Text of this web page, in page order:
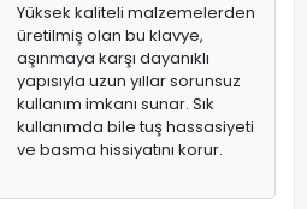
Yüksek kaliteli malzemelerden
üretilmiş olan bu klavye,
aşınmaya karşı dayanıklı
yapısıyla uzun yıllar sorunsuz
kullanım imkanı sunar. Sık
kullanımda bile tuş hassasiyeti
ve basma hissiyatını korur.